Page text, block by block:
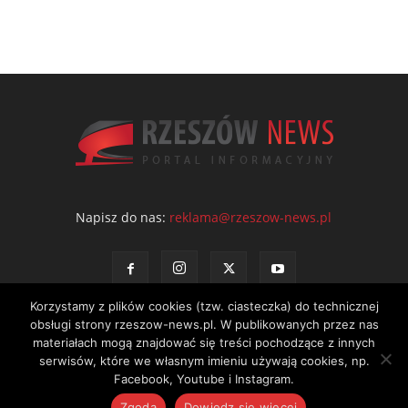
Napisz do nas: reklama@rzeszow-news.pl
Kontakt Polityka prywatności Regulamin portalu
© NEWS Sp. z o.o. - wydawca portalu Rzeszów News. Wszystkie prawa
Korzystamy z plików cookies (tzw. ciasteczka) do technicznej
obsługi strony rzeszow-news.pl. W publikowanych przez nas
materiałach mogą znajdować się treści pochodzące z innych
serwisów, które we własnym imieniu używają cookies, np.
Facebook, Youtube i Instagram.